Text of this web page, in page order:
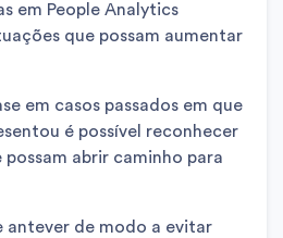
em People Analytics
que possam aumentar
em casos passados em que
é possível reconhecer
abrir caminho para
antever de modo a evitar